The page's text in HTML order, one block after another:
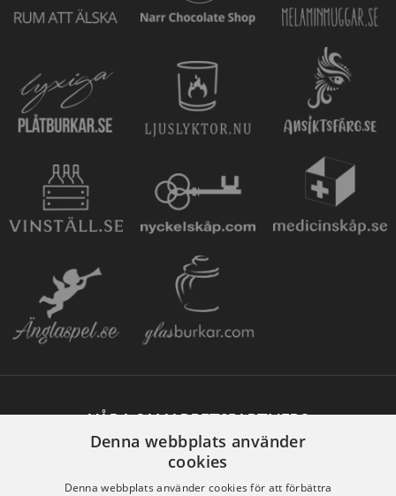
VÅRA SAMARBETSPARTNERS
Denna webbplats använder
cookies
Denna webbplats använder cookies för att förbättra